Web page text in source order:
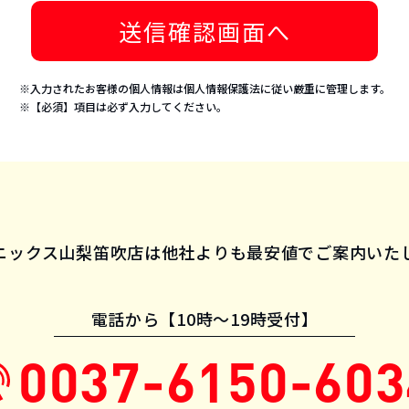
に付帯関連する一切の業務
規・変更・移転及び抹消登録の業務を履行するため
）を第三者に業務委託する場合に、当該業務委託先へ個人情報を預託するため
会社または販売会社における自動車の安全管理の為の情報収集、保安情報及
の提供（故障修理等が必要な場合の情報を含む）を目的として、自動車の製
報を提供するため
※入力されたお客様の個人情報は個人情報保護法に従い厳重に管理します。
※【必須】項目は必ず入力してください。
ックス山梨笛吹店は他社よりも最安値でご案内いた
電話から【10時〜19時受付】
0037-6150-